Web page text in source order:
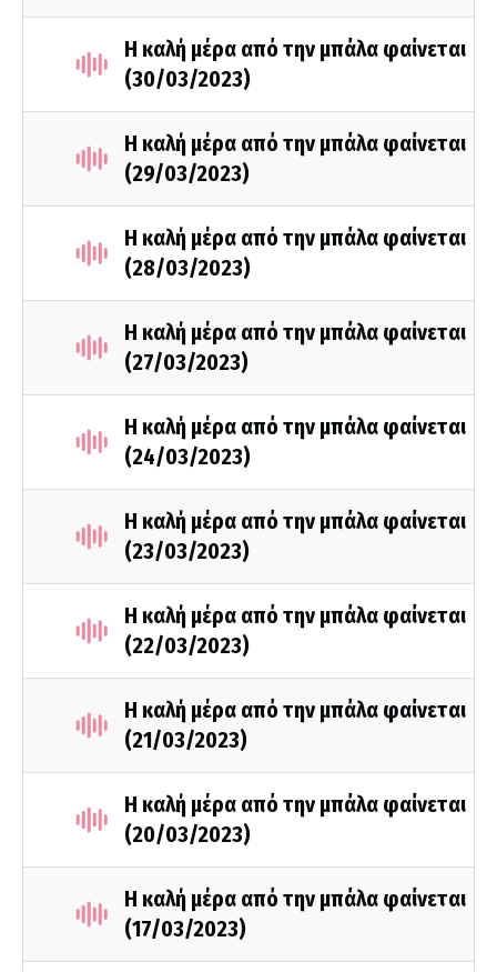
Η καλή μέρα από την μπάλα φαίνεται
(30/03/2023)
Η καλή μέρα από την μπάλα φαίνεται
(29/03/2023)
Η καλή μέρα από την μπάλα φαίνεται
(28/03/2023)
Η καλή μέρα από την μπάλα φαίνεται
(27/03/2023)
Η καλή μέρα από την μπάλα φαίνεται
(24/03/2023)
Η καλή μέρα από την μπάλα φαίνεται
(23/03/2023)
Η καλή μέρα από την μπάλα φαίνεται
(22/03/2023)
Η καλή μέρα από την μπάλα φαίνεται
(21/03/2023)
Η καλή μέρα από την μπάλα φαίνεται
(20/03/2023)
Η καλή μέρα από την μπάλα φαίνεται
(17/03/2023)